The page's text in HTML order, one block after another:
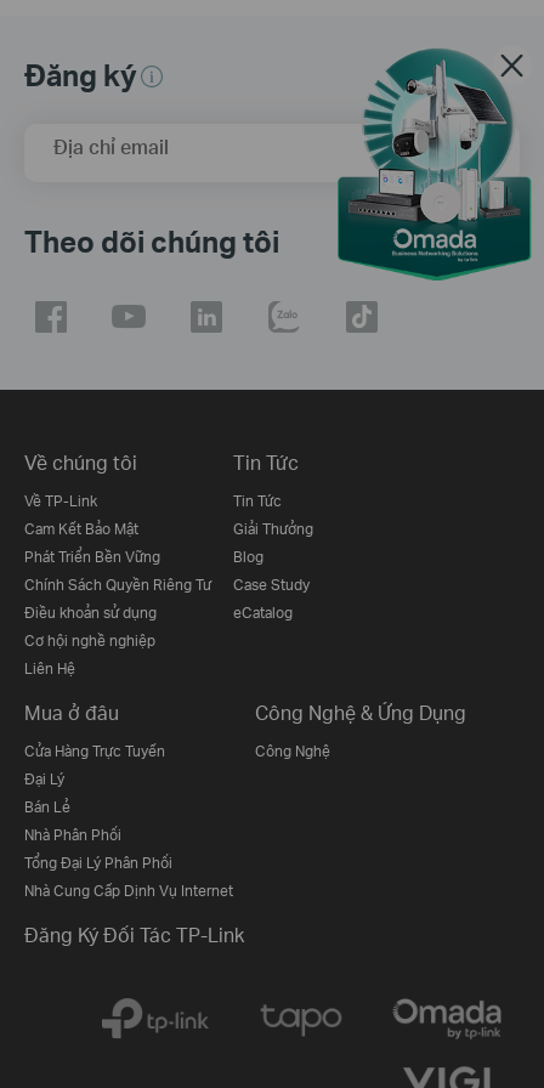
Đăng ký
Địa chỉ email Đăng Ký
Theo dõi chúng tôi
Về chúng tôi
Về TP-Link
Cam Kết Bảo Mật
Phát Triển Bền Vững
Chính Sách Quyền Riêng Tư
Điều khoản sử dụng
Cơ hội nghề nghiệp
Liên Hệ
Tin Tức
Tin Tức
Giải Thưởng
Blog
Case Study
eCatalog
Mua ở đâu
Cửa Hàng Trực Tuyến
Đại Lý
Bán Lẻ
Nhà Phân Phối
Tổng Đại Lý Phân Phối
Nhà Cung Cấp Dịnh Vụ Internet
Công Nghệ & Ứng Dụng
Công Nghệ
Đăng Ký Đối Tác TP-Link